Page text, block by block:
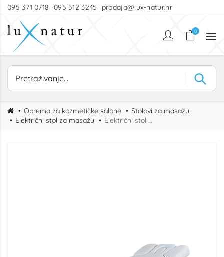
095 371 0718 095 512 3245 prodaja@lux-natur.hr
0
Oprema za kozmetičke salone
Stolovi za masažu
Električni stol za masažu
Električni stol za masažu Elly – 3 motora